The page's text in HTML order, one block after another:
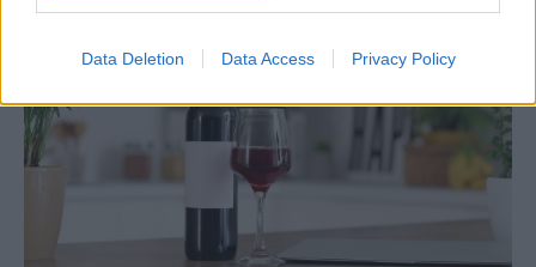
Data Deletion Data Access Privacy Policy